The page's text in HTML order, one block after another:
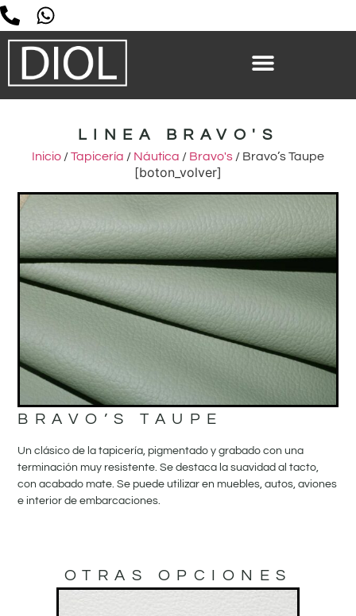
LINEA BRAVO'S
Inicio /Tapicería / Náutica / Bravo's / Bravo’s Taupe
[boton_volver]
BRAVO’S TAUPE
Un clásico de la tapicería, pigmentado y grabado con una
terminación muy resistente. Se destaca la suavidad al tacto,
con acabado mate. Se puede utilizar en muebles, autos, aviones
e interior de embarcaciones.
OTRAS OPCIONES